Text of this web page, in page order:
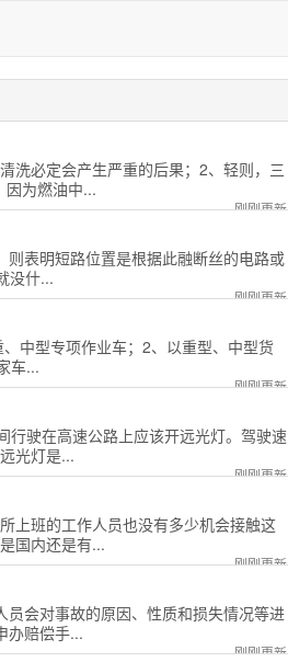
洗必定会产生严重的后果；2、轻则，三
因为燃油中...
刚刚更新
表明短路位置是根据此融断丝的电路或
没什...
刚刚更新
中型专项作业车；2、以重型、中型货
车...
刚刚更新
行驶在高速公路上应该开远光灯。驾驶速
光灯是...
刚刚更新
上班的工作人员也没有多少机会接触这
国内还是有...
刚刚更新
会对事故的原因、性质和损失情况等进
办赔偿手...
刚刚更新